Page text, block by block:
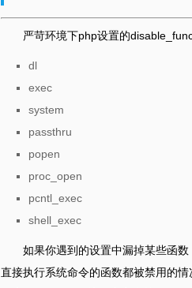
严苛环境下php设置的
dl
exec
system
passthru
popen
proc_open
pcntl_exec
shell_exec
如果你遇到的设置中漏掉某些函
直接执行系统命令的函数都被禁用的